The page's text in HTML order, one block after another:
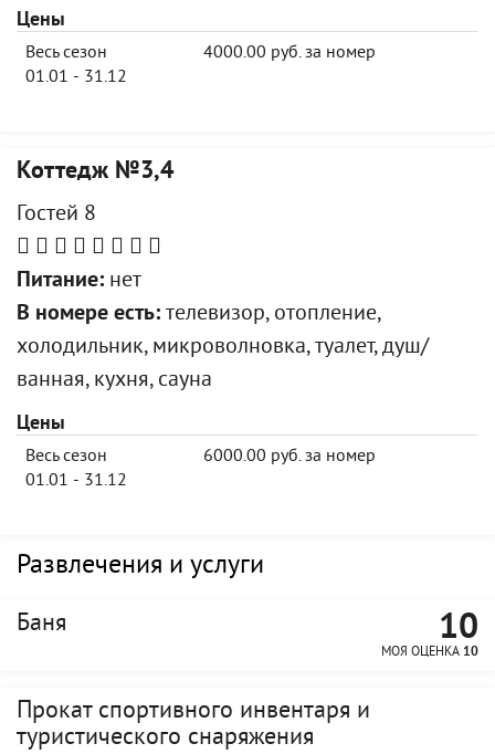
Цены
Весь сезон
01.01 - 31.12
4000.00 руб. за номер
Коттедж №3,4
Гостей 8
Питание: нет
В номере есть: телевизор, отопление,
холодильник, микроволновка, туалет, душ/
ванная, кухня, сауна
Цены
Весь сезон
01.01 - 31.12
6000.00 руб. за номер
Развлечения и услуги
Баня 10
МОЯ ОЦЕНКА 10
Прокат спортивного инвентаря и
туристического снаряжения